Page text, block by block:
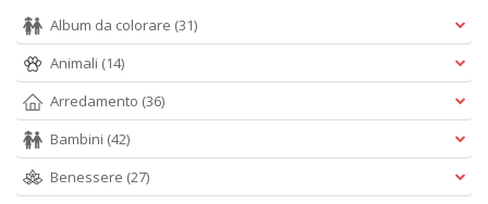
Album da colorare (31)
Animali (14)
Arredamento (36)
Bambini (42)
Benessere (27)